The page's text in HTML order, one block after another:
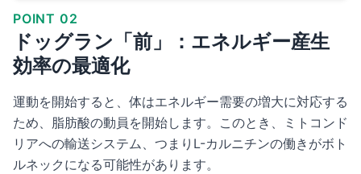
POINT 02
ドッグラン「前」：エネルギー産生
効率の最適化
運動を開始すると、体はエネルギー需要の増大に対応する
ため、脂肪酸の動員を開始します。このとき、ミトコンド
リアへの輸送システム、つまりL-カルニチンの働きがボト
ルネックになる可能性があります。